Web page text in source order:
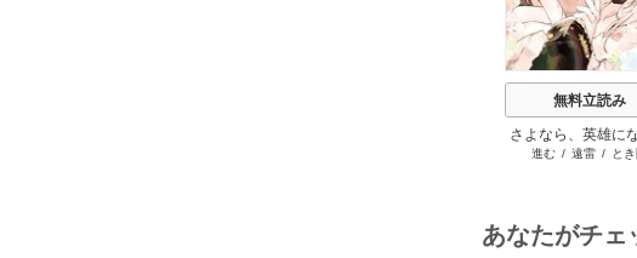
無料立読み
さよなら、英雄に
旦那様 ～ただ祈る
進む / 遠雷 / と
あなたがチェ